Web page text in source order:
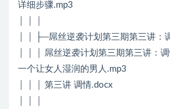
详细步骤.mp3
│ │ ├─屌丝逆袭计划第三期第三讲：
│ │ │ 屌丝逆袭计划第三期第三讲：
一个让女人湿润的男人.mp3
│ │ │ 第三讲 调情.docx